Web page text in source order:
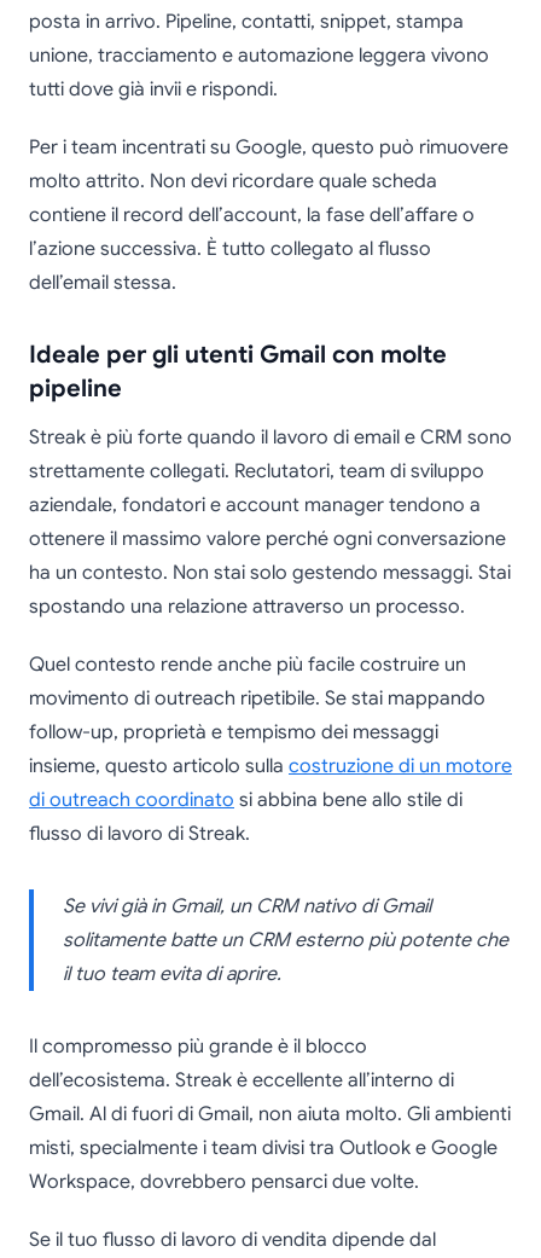
posta in arrivo. Pipeline, contatti, snippet, stampa
unione, tracciamento e automazione leggera vivono
tutti dove già invii e rispondi.
Per i team incentrati su Google, questo può rimuovere
molto attrito. Non devi ricordare quale scheda
contiene il record dell’account, la fase dell’affare o
l’azione successiva. È tutto collegato al flusso
dell’email stessa.
Ideale per gli utenti Gmail con molte
pipeline
Streak è più forte quando il lavoro di email e CRM sono
strettamente collegati. Reclutatori, team di sviluppo
aziendale, fondatori e account manager tendono a
ottenere il massimo valore perché ogni conversazione
ha un contesto. Non stai solo gestendo messaggi. Stai
spostando una relazione attraverso un processo.
Quel contesto rende anche più facile costruire un
movimento di outreach ripetibile. Se stai mappando
follow-up, proprietà e tempismo dei messaggi
insieme, questo articolo sulla costruzione di un motore
di outreach coordinato si abbina bene allo stile di
flusso di lavoro di Streak.
Se vivi già in Gmail, un CRM nativo di Gmail
solitamente batte un CRM esterno più potente che
il tuo team evita di aprire.
Il compromesso più grande è il blocco
dell’ecosistema. Streak è eccellente all’interno di
Gmail. Al di fuori di Gmail, non aiuta molto. Gli ambienti
misti, specialmente i team divisi tra Outlook e Google
Workspace, dovrebbero pensarci due volte.
Se il tuo flusso di lavoro di vendita dipende dal